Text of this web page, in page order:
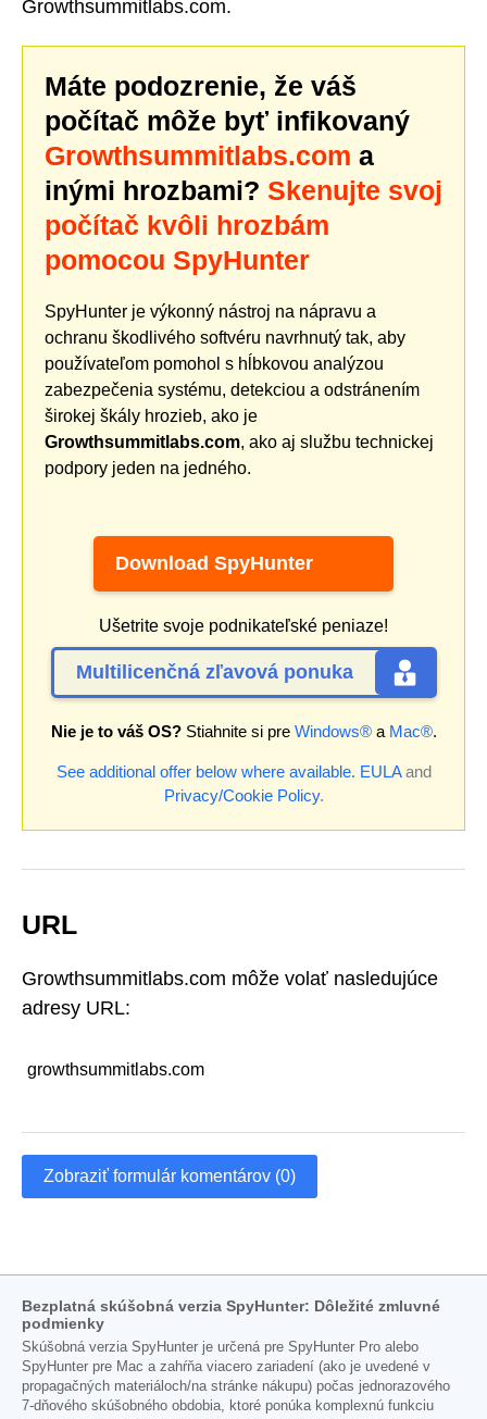
Growthsummitlabs.com.
Máte podozrenie, že váš
počítač môže byť infikovaný
Growthsummitlabs.com a
inými hrozbami? Skenujte svoj
počítač kvôli hrozbám
pomocou SpyHunter
SpyHunter je výkonný nástroj na nápravu a
ochranu škodlivého softvéru navrhnutý tak, aby
používateľom pomohol s hĺbkovou analýzou
zabezpečenia systému, detekciou a odstránením
širokej škály hrozieb, ako je
Growthsummitlabs.com, ako aj službu technickej
podpory jeden na jedného.
Download SpyHunter
Ušetrite svoje podnikateľské peniaze!
Multilicenčná zľavová ponuka
Nie je to váš OS?Stiahnite si pre Windows®a Mac®.
See additional offer below where available. EULAand
Privacy/Cookie Policy.
URL
Growthsummitlabs.com môže volať nasledujúce
adresy URL:
growthsummitlabs.com
Zobraziť formulár komentárov (0)
Bezplatná skúšobná verzia SpyHunter: Dôležité zmluvné
podmienky
Skúšobná verzia SpyHunter je určená pre SpyHunter Pro alebo
SpyHunter pre Mac a zahŕňa viacero zariadení (ako je uvedené v
propagačných materiáloch/na stránke nákupu) počas jednorazového
7-dňového skúšobného obdobia, ktoré ponúka komplexnú funkciu